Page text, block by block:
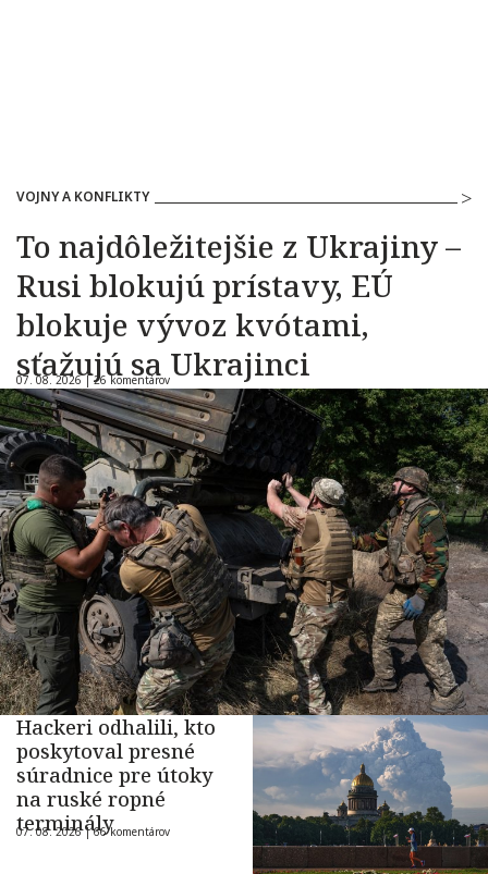
VOJNY A KONFLIKTY
To najdôležitejšie z Ukrajiny –
Rusi blokujú prístavy, EÚ
blokuje vývoz kvótami,
sťažujú sa Ukrajinci
07. 08. 2026 |26 komentárov
Hackeri odhalili, kto
poskytoval presné
súradnice pre útoky
na ruské ropné
terminály
07. 08. 2026 |66 komentárov